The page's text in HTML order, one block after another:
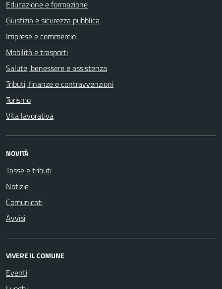
Educazione e formazione
Giustizia e sicurezza pubblica
Imprese e commercio
Mobilità e trasporti
Salute, benessere e assistenza
Tributi, finanze e contravvenzioni
Turismo
Vita lavorativa
NOVITÀ
Tasse e tributi
Notizie
Comunicati
Avvisi
VIVERE IL COMUNE
Eventi